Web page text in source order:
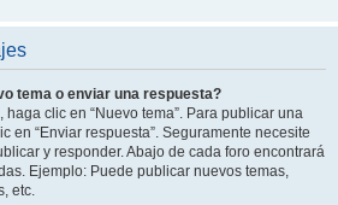
tema o enviar una respuesta?
clic en “Nuevo tema”. Para publicar una
en “Enviar respuesta”. Seguramente necesite
y responder. Abajo de cada foro encontrará
Ejemplo: Puede publicar nuevos temas,
etc.